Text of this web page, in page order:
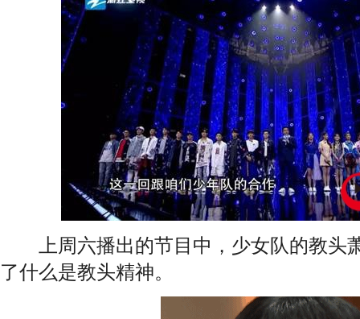
上周六播出的节目中，少女队的教头
了什么是教头精神。